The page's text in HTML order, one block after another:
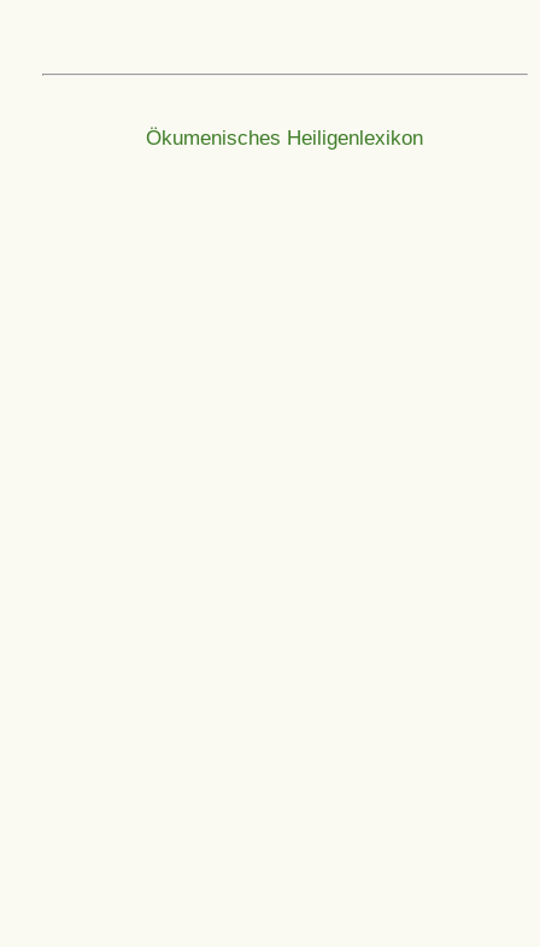
Ökumenisches Heiligenlexikon